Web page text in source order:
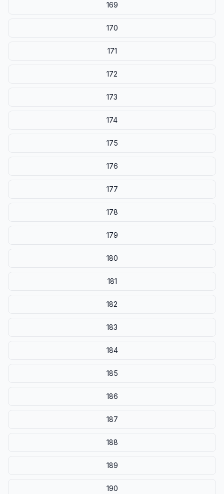
169
170
171
172
173
174
175
176
177
178
179
180
181
182
183
184
185
186
187
188
189
190